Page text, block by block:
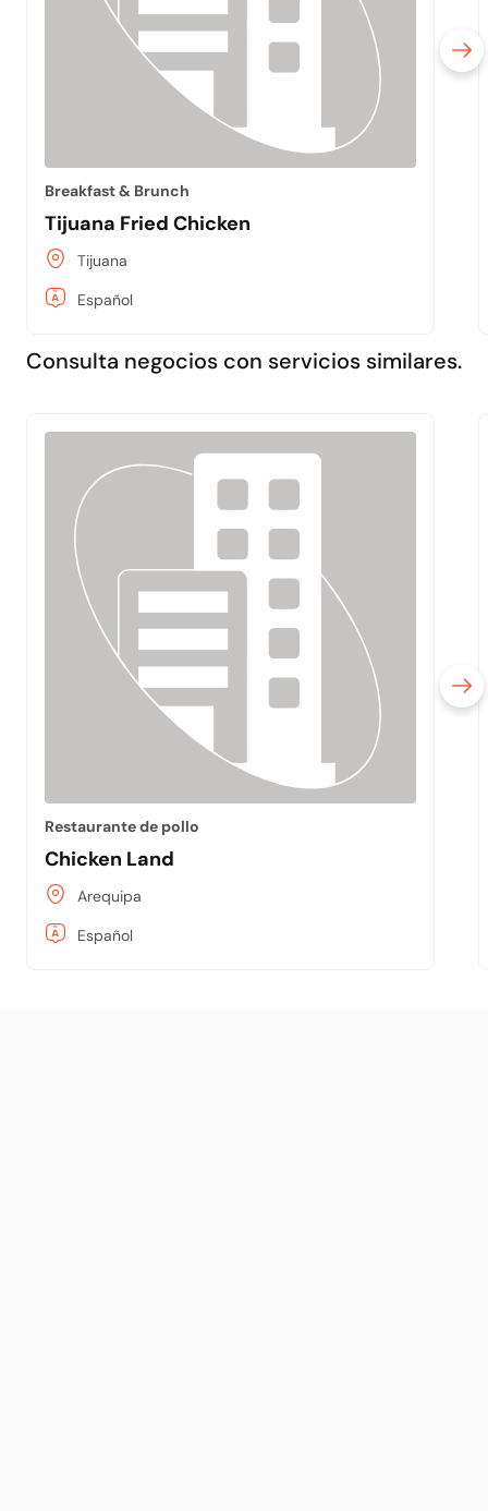
Breakfast & Brunch
Tijuana Fried Chicken
Tijuana
Español
Consulta negocios con servicios similares.
Restaurante de pollo
Chicken Land
Arequipa
Español